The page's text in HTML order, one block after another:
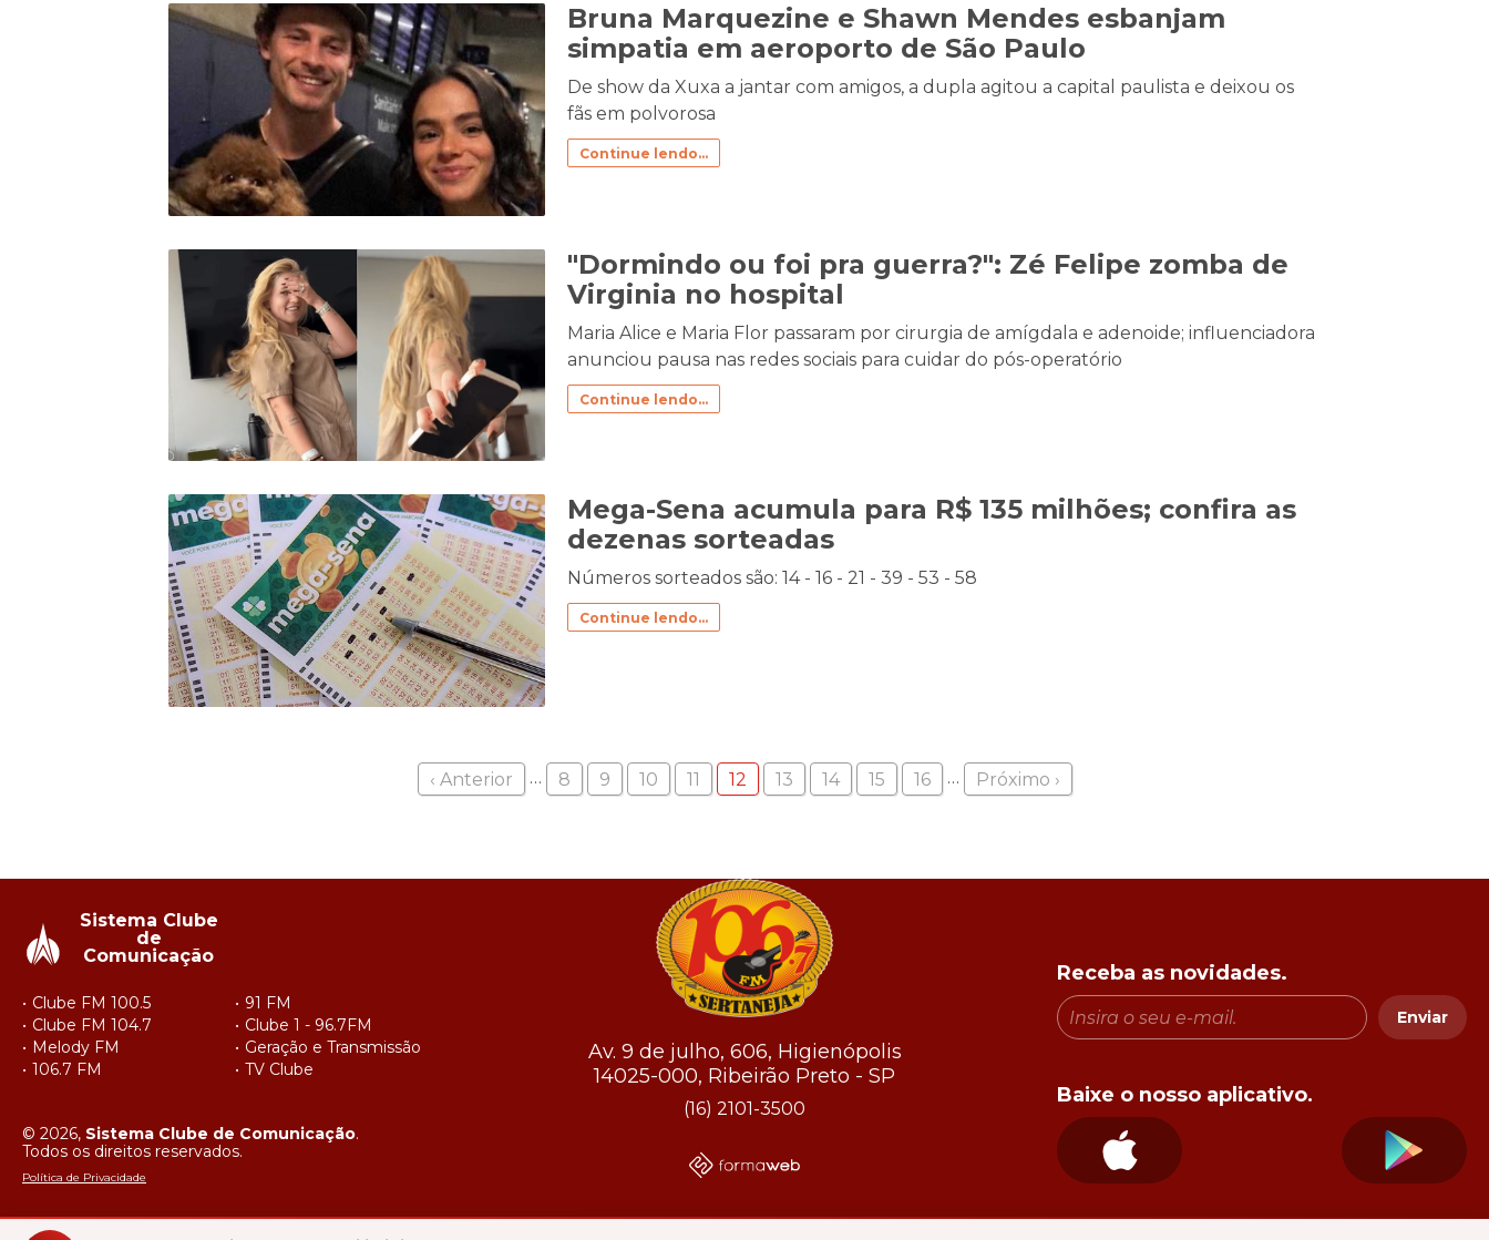
Bruna Marquezine e Shawn Mendes esbanjam
simpatia em aeroporto de São Paulo
De show da Xuxa a jantar com amigos, a dupla agitou a capital paulista e deixou os
fãs em polvorosa
Continue lendo...
"Dormindo ou foi pra guerra?": Zé Felipe zomba de
Virginia no hospital
Maria Alice e Maria Flor passaram por cirurgia de amígdala e adenoide; influenciadora
anunciou pausa nas redes sociais para cuidar do pós-operatório
Continue lendo...
Mega-Sena acumula para R$ 135 milhões; confira as
dezenas sorteadas
Números sorteados são: 14 - 16 - 21 - 39 - 53 - 58
Continue lendo...
‹ Anterior … 8 9 10 11 12 13 14 15 16 … Próximo ›
Av. 9 de julho, 606, Higienópolis
14025-000, Ribeirão Preto - SP
(16) 2101-3500
Receba as novidades.
Enviar
Baixe o nosso aplicativo.
Sistema Clube
de
Comunicação
Clube FM 100.5
Clube FM 104.7
Melody FM
106.7 FM
91 FM
Clube 1 - 96.7FM
Geração e Transmissão
TV Clube
© 2026, Sistema Clube de Comunicação.
Todos os direitos reservados.
Política de Privacidade